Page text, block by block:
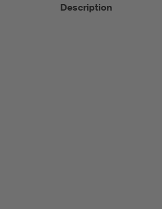
Description